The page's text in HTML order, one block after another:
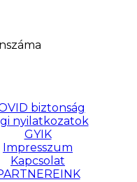
biztonság
nyilatkozatok
GYIK
Impresszum
Kapcsolat